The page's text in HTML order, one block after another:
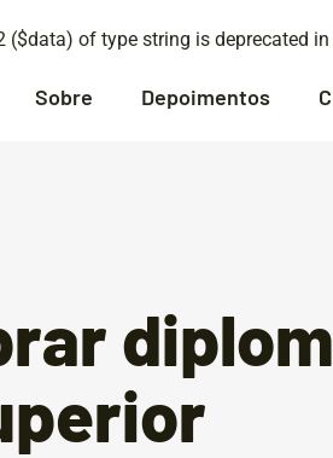
($data) of type string is deprecated in
Sobre Depoimentos